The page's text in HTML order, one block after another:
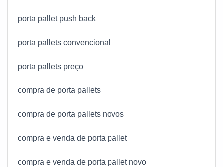
porta pallet push back
porta pallets convencional
porta pallets preço
compra de porta pallets
compra de porta pallets novos
compra e venda de porta pallet
compra e venda de porta pallet novo